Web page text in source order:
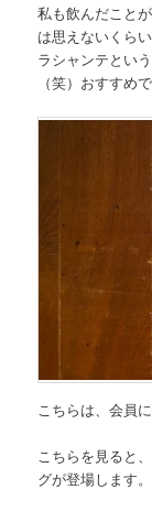
私も飲んだことが
は思えないくら
ラシャンテとい
（笑）おすすめ
こちらは、会員
こちらを見ると
グが登場します。